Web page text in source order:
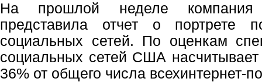
На прошлой неделе компания
представила отчет о портрете
социальных сетей. По оценкам
социальных сетей США
36% от общего числа всехинтернет-